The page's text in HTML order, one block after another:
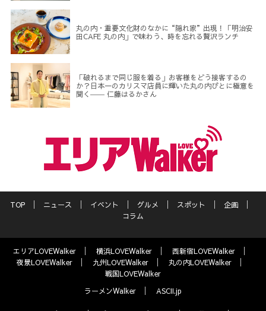
丸の内・重要文化財のなかに“隠れ家”出現！「明治安
田CAFE 丸の内」で味わう、時を忘れる贅沢ランチ
「破れるまで同じ服を着る」お客様をどう接客するの
か？日本一のカリスマ店員に輝いた丸の内びとに極意を
聞く―― 仁藤はるかさん
TOP ニュース イベント グルメ スポット
企画
コラム
エリアLOVEWalker 横浜LOVEWalker
西新宿LOVEWalker
夜景LOVEWalker
九州LOVEWalker
丸の内LOVEWalker
戦国LOVEWalker
ラーメンWalker
ASCII.jp